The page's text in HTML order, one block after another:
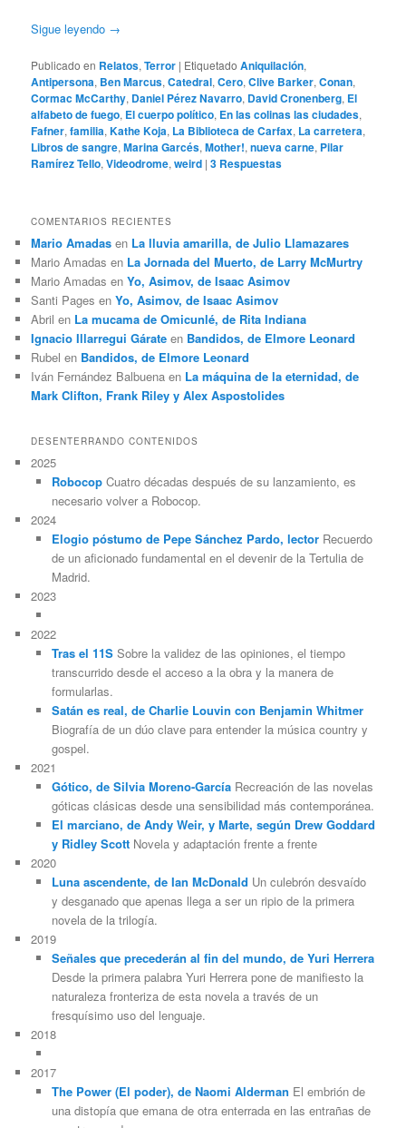
Sigue leyendo →
Publicado en Relatos,Terror | Etiquetado Aniquilación,
Antipersona, Ben Marcus,Catedral,Cero,Clive Barker,Conan,
Cormac McCarthy, Daniel Pérez Navarro, David Cronenberg, El
alfabeto de fuego, El cuerpo político, En las colinas las ciudades,
Fafner,familia,Kathe Koja, La Biblioteca de Carfax, La carretera,
Libros de sangre,Marina Garcés,Mother!,nueva carne, Pilar
Ramírez Tello,Videodrome,weird |3 Respuestas
COMENTARIOS RECIENTES
Mario Amadas en La lluvia amarilla, de Julio Llamazares
Mario Amadas en La Jornada del Muerto, de Larry McMurtry
Mario Amadas enYo, Asimov, de Isaac Asimov
Santi Pages enYo, Asimov, de Isaac Asimov
Abril en La mucama de Omicunlé, de Rita Indiana
Ignacio Illarregui Gárate en Bandidos, de Elmore Leonard
Rubel en Bandidos, de Elmore Leonard
Iván Fernández Balbuena en La máquina de la eternidad, de
Mark Clifton, Frank Riley y Alex Aspostolides
DESENTERRANDO CONTENIDOS
2025
RobocopCuatro décadas después de su lanzamiento, es
necesario volver a Robocop.
2024
Elogio póstumo de Pepe Sánchez Pardo, lectorRecuerdo
de un aficionado fundamental en el devenir de la Tertulia de
Madrid.
2023
2022
Tras el 11SSobre la validez de las opiniones, el tiempo
transcurrido desde el acceso a la obra y la manera de
formularlas.
Satán es real, de Charlie Louvin con Benjamin Whitmer
Biografía de un dúo clave para entender la música country y
gospel.
2021
Gótico, de Silvia Moreno-GarcíaRecreación de las novelas
góticas clásicas desde una sensibilidad más contemporánea.
El marciano, de Andy Weir, y Marte, según Drew Goddard
y Ridley ScottNovela y adaptación frente a frente
2020
Luna ascendente, de Ian McDonald Un culebrón desvaído
y desganado que apenas llega a ser un ripio de la primera
novela de la trilogía.
2019
Señales que precederán al fin del mundo, de Yuri Herrera
Desde la primera palabra Yuri Herrera pone de manifiesto la
naturaleza fronteriza de esta novela a través de un
fresquísimo uso del lenguaje.
2018
2017
The Power (El poder), de Naomi Alderman El embrión de
una distopía que emana de otra enterrada en las entrañas de